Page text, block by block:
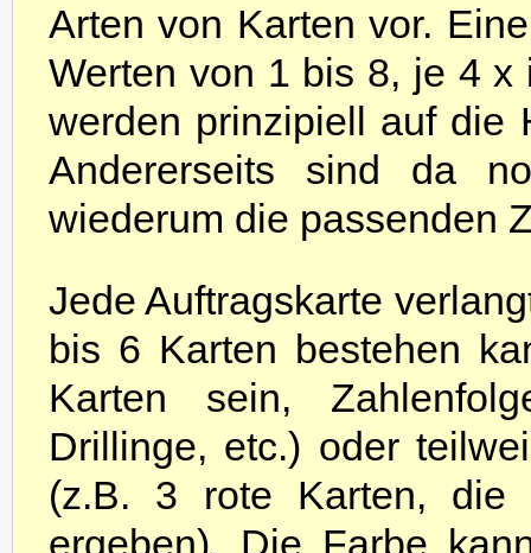
Arten von Karten vor.
Werten von 1 bis 8, je 4
werden prinzipiell auf die
Andererseits sind da
wiederum die passenden
Jede Auftragskarte
bis 6 Karten bestehen
Karten sein,
Drillinge, etc.) oder
(z.B. 3 rote Karten, die
ergeben). Die Farbe